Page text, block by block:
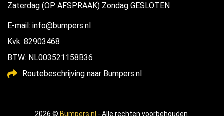
Zaterdag (OP AFSPRAAK) Zondag GESLOTEN
E-mail: info@bumpers.nl
Kvk: 82903468
BTW: NL003521158B36
Routebeschrijving naar Bumpers.nl
2026 © Bumpers.nl - Alle rechten voorbehouden.